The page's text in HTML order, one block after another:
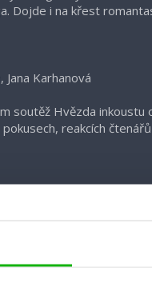
Dojde i na křest
Jana Karhanová
soutěž Hvězda
reakcích
než se dostane k
kompletní cestou knižního